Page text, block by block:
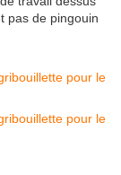
pas de pingouin